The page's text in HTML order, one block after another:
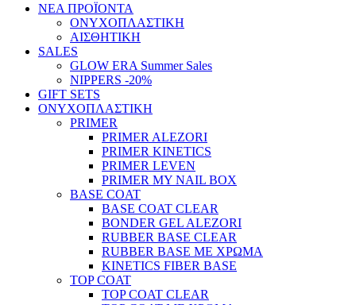
ΝΕΑ ΠΡΟΪΟΝΤΑ
ΟΝΥΧΟΠΛΑΣΤΙΚΗ
ΑΙΣΘΗΤΙΚΗ
SALES
GLOW ERA Summer Sales
NIPPERS -20%
GIFT SETS
ΟΝΥΧΟΠΛΑΣΤΙΚΗ
PRIMER
PRIMER ALEZORI
PRIMER KINETICS
PRIMER LEVEN
PRIMER MY NAIL BOX
BASE COAT
BASE COAT CLEAR
BONDER GEL ALEZORI
RUBBER BASE CLEAR
RUBBER BASE ΜΕ ΧΡΩΜΑ
KINETICS FIBER BASE
TOP COAT
TOP COAT CLEAR